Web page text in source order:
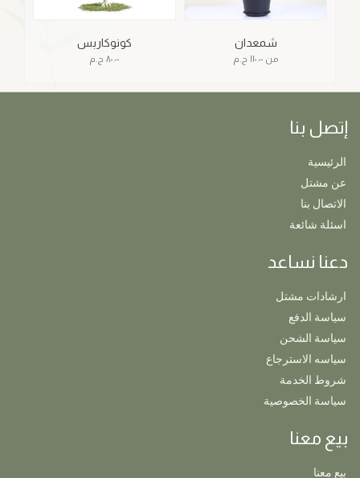
كونوكاربس
٨٠.٠٠ ج.م
شمعدان
من ١١٠.٠٠ ج.م
إتصل بنا
الرئيسية
عن مشتل
الاتصال بنا
اسئلة شائعة
دعنا نساعد
ارشادات مشتل
سياسة الدفع
سياسة الشحن
سياسه الاسترجاع
شروط الخدمة
سياسة الخصوصية
بيع معنا
بيع معنا